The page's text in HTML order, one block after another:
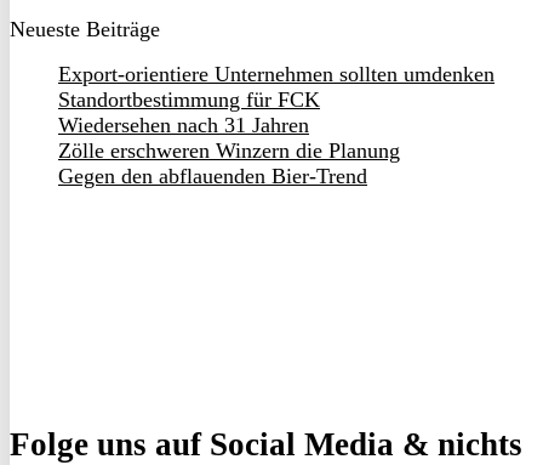
Neueste Beiträge
Export-orientiere Unternehmen sollten umdenken
Standortbestimmung für FCK
Wiedersehen nach 31 Jahren
Zölle erschweren Winzern die Planung
Gegen den abflauenden Bier-Trend
Folge uns auf Social Media & nichts